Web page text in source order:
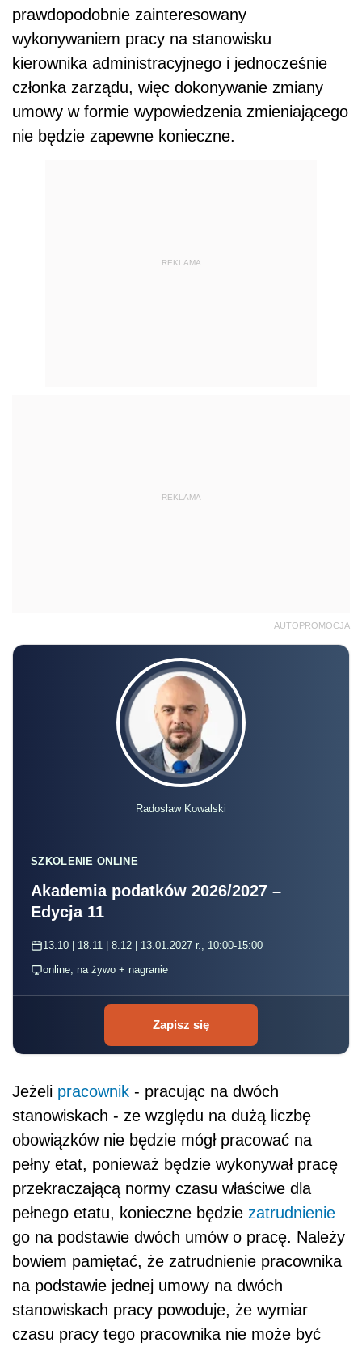
prawdopodobnie zainteresowany
wykonywaniem pracy na stanowisku
kierownika administracyjnego i jednocześnie
członka zarządu, więc dokonywanie zmiany
umowy w formie wypowiedzenia zmieniającego
nie będzie zapewne konieczne.
REKLAMA
REKLAMA
AUTOPROMOCJA
Radosław Kowalski
SZKOLENIE ONLINE
Akademia podatków 2026/2027 –
Edycja 11
13.10 | 18.11 | 8.12 | 13.01.2027 r., 10:00-15:00
online, na żywo + nagranie
Zapisz się
Jeżeli pracownik - pracując na dwóch
stanowiskach - ze względu na dużą liczbę
obowiązków nie będzie mógł pracować na
pełny etat, ponieważ będzie wykonywał pracę
przekraczającą normy czasu właściwe dla
pełnego etatu, konieczne będzie zatrudnienie
go na podstawie dwóch umów o pracę. Należy
bowiem pamiętać, że zatrudnienie pracownika
na podstawie jednej umowy na dwóch
stanowiskach pracy powoduje, że wymiar
czasu pracy tego pracownika nie może być